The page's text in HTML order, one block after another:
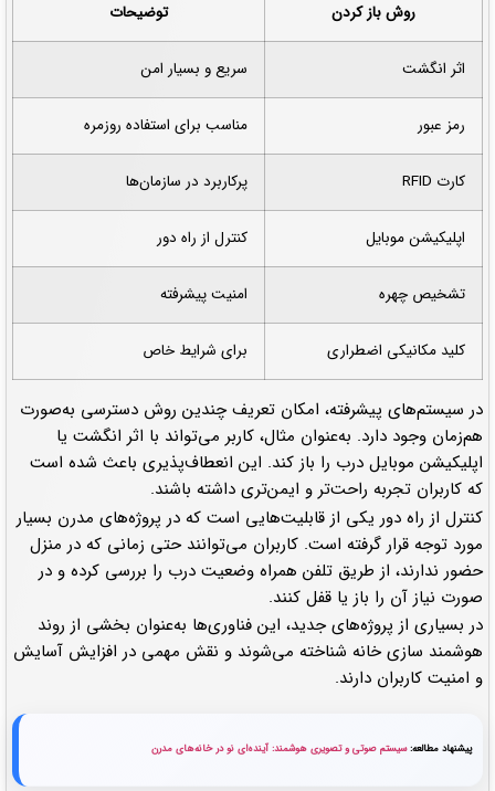
روش باز کردن توضیحات
اثر انگشت سریع و بسیار امن
رمز عبور مناسب برای استفاده روزمره
کارت RFID پرکاربرد در سازمان‌ها
اپلیکیشن موبایل کنترل از راه دور
تشخیص چهره امنیت پیشرفته
کلید مکانیکی اضطراری برای شرایط خاص
در سیستم‌های پیشرفته، امکان تعریف چندین روش دسترسی به‌صورت
هم‌زمان وجود دارد. به‌عنوان مثال، کاربر می‌تواند با اثر انگشت یا
اپلیکیشن موبایل درب را باز کند. این انعطاف‌پذیری باعث شده است
که کاربران تجربه راحت‌تر و ایمن‌تری داشته باشند.
کنترل از راه دور یکی از قابلیت‌هایی است که در پروژه‌های مدرن بسیار
مورد توجه قرار گرفته است. کاربران می‌توانند حتی زمانی که در منزل
حضور ندارند، از طریق تلفن همراه وضعیت درب را بررسی کرده و در
صورت نیاز آن را باز یا قفل کنند.
در بسیاری از پروژه‌های جدید، این فناوری‌ها به‌عنوان بخشی از روند
هوشمند سازی خانه شناخته می‌شوند و نقش مهمی در افزایش آسایش
و امنیت کاربران دارند.
پیشنهاد مطالعه:سیستم صوتی و تصویری هوشمند: آینده‌ای نو در خانه‌های مدرن